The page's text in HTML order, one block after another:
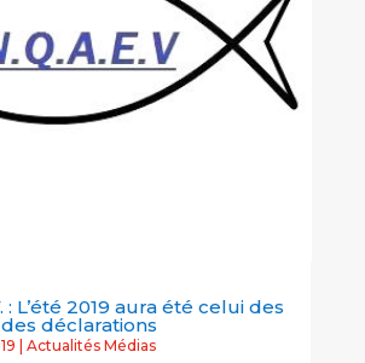
: L’été 2019 aura été celui des
déclarations
Actualités Médias